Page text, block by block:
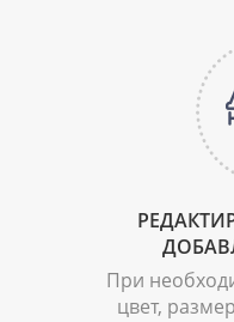
При
цвет,